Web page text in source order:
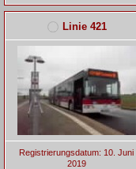
Linie 421
Registrierungsdatum: 10. Juni
2019